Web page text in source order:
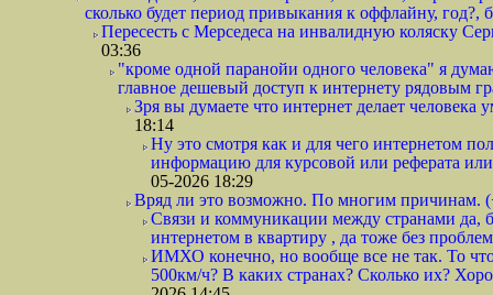
сколько будет период привыкания к оффлайну, год?,
Пересесть с Мерседеса на инвалидную коляску
03:36
"кроме одной паранойи одного человека" я
главное дешевый доступ к интернету рядовым
Зря вы думаете что интернет делает
18:14
Ну это смотря как и для чего интернетом
информацию для курсовой или реферата
05-2026 18:29
Вряд ли это возможно. По многим причинам.
Связи и коммуникации между странами да,
интернетом в квартиру , да тоже без
ИМХО конечно, но вообще все не так. То
500км/ч? В каких странах? Сколько их?